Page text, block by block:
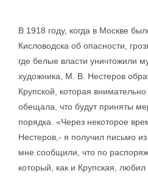
В 1918 году, когда в Москве
Кисловодска об опасности,
где белые власти уничтожили
художника, М. В. Нестеров
Крупской, которая
обещала, что будут приняты
порядка. «Через некоторое
Нестеров,- я получил письмо
мне сообщили, что по
который, как и Крупская,